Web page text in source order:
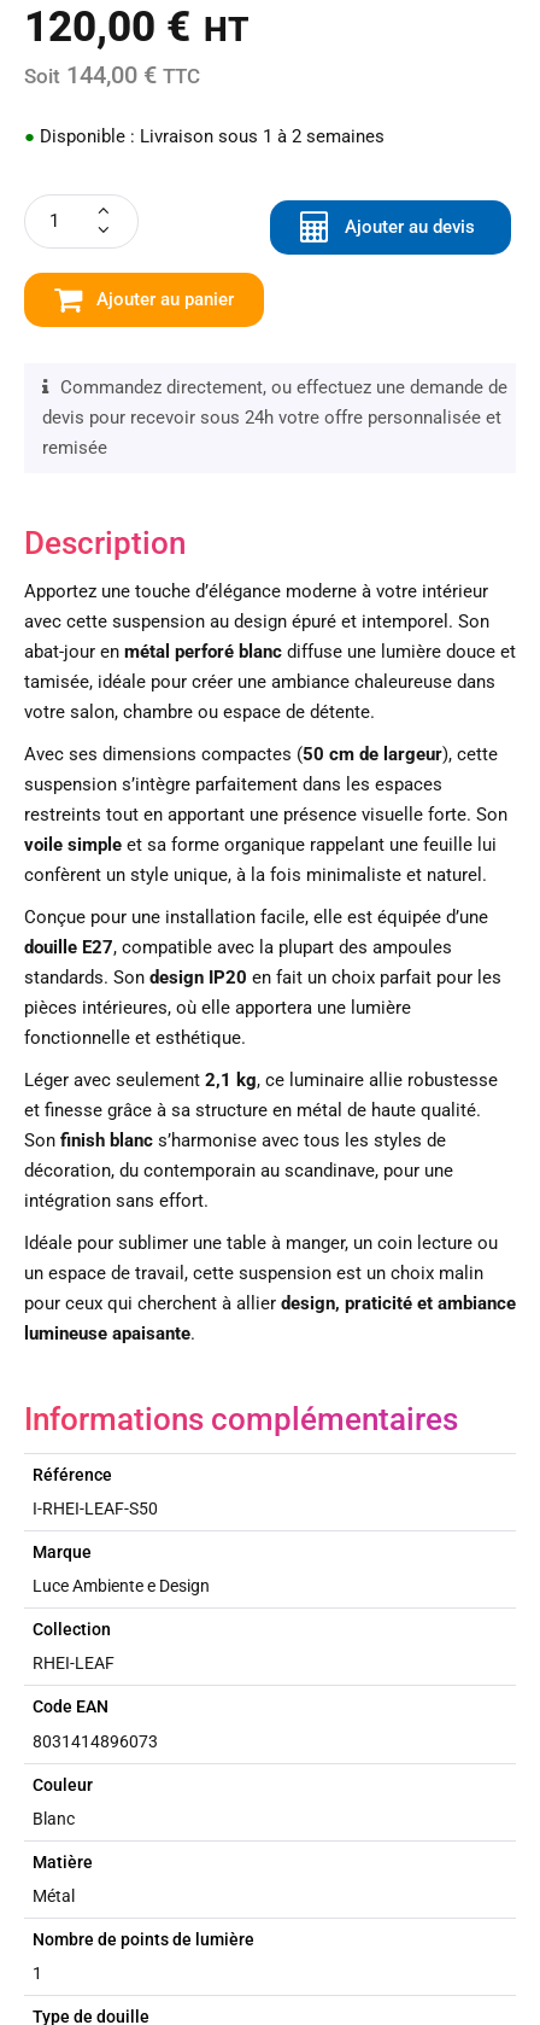
120,00 € HT
Soit 144,00 € TTC
● Disponible : Livraison sous 1 à 2 semaines
Ajouter au panier
Ajouter au devis
Commandez directement, ou effectuez une demande de
devis pour recevoir sous 24h votre offre personnalisée et
remisée
Description
Apportez une touche d’élégance moderne à votre intérieur
avec cette suspension au design épuré et intemporel. Son
abat-jour en métal perforé blanc diffuse une lumière douce et
tamisée, idéale pour créer une ambiance chaleureuse dans
votre salon, chambre ou espace de détente.
Avec ses dimensions compactes (50 cm de largeur), cette
suspension s’intègre parfaitement dans les espaces
restreints tout en apportant une présence visuelle forte. Son
voile simple et sa forme organique rappelant une feuille lui
confèrent un style unique, à la fois minimaliste et naturel.
Conçue pour une installation facile, elle est équipée d’une
douille E27, compatible avec la plupart des ampoules
standards. Son design IP20 en fait un choix parfait pour les
pièces intérieures, où elle apportera une lumière
fonctionnelle et esthétique.
Léger avec seulement 2,1 kg, ce luminaire allie robustesse
et finesse grâce à sa structure en métal de haute qualité.
Son finish blanc s’harmonise avec tous les styles de
décoration, du contemporain au scandinave, pour une
intégration sans effort.
Idéale pour sublimer une table à manger, un coin lecture ou
un espace de travail, cette suspension est un choix malin
pour ceux qui cherchent à allier design, praticité et ambiance
lumineuse apaisante.
Informations complémentaires
Référence
I-RHEI-LEAF-S50
Marque
Luce Ambiente e Design
Collection
RHEI-LEAF
Code EAN
8031414896073
Couleur
Blanc
Matière
Métal
Nombre de points de lumière
1
Type de douille